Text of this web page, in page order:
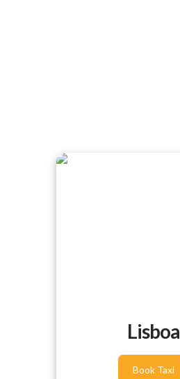
Lisboa
Book Taxi